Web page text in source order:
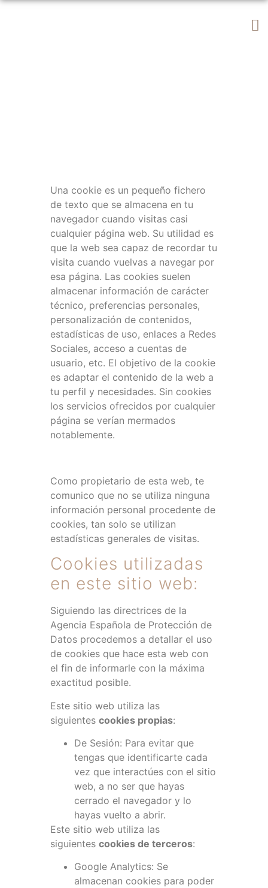
Una cookie es un pequeño fichero
de texto que se almacena en tu
navegador cuando visitas casi
cualquier página web. Su utilidad es
que la web sea capaz de recordar tu
visita cuando vuelvas a navegar por
esa página. Las cookies suelen
almacenar información de carácter
técnico, preferencias personales,
personalización de contenidos,
estadísticas de uso, enlaces a Redes
Sociales, acceso a cuentas de
usuario, etc. El objetivo de la cookie
es adaptar el contenido de la web a
tu perfil y necesidades. Sin cookies
los servicios ofrecidos por cualquier
página se verían mermados
notablemente.
Como propietario de esta web, te
comunico que no se utiliza ninguna
información personal procedente de
cookies, tan solo se utilizan
estadísticas generales de visitas.
Cookies utilizadas
en este sitio web:
Siguiendo las directrices de la
Agencia Española de Protección de
Datos procedemos a detallar el uso
de cookies que hace esta web con
el fin de informarle con la máxima
exactitud posible.
Este sitio web utiliza las
siguientescookies propias:
De Sesión: Para evitar que
tengas que identificarte cada
vez que interactúes con el sitio
web, a no ser que hayas
cerrado el navegador y lo
hayas vuelto a abrir.
Este sitio web utiliza las
siguientescookies de terceros:
Google Analytics: Se
almacenan cookies para poder